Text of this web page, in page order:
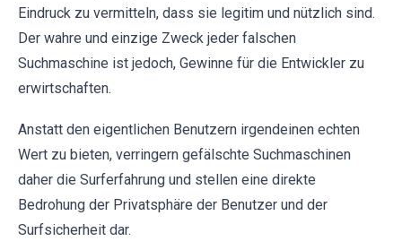
Eindruck zu vermitteln, dass sie legitim und nützlich sind.
Der wahre und einzige Zweck jeder falschen
Suchmaschine ist jedoch, Gewinne für die Entwickler zu
erwirtschaften.
Anstatt den eigentlichen Benutzern irgendeinen echten
Wert zu bieten, verringern gefälschte Suchmaschinen
daher die Surferfahrung und stellen eine direkte
Bedrohung der Privatsphäre der Benutzer und der
Surfsicherheit dar.